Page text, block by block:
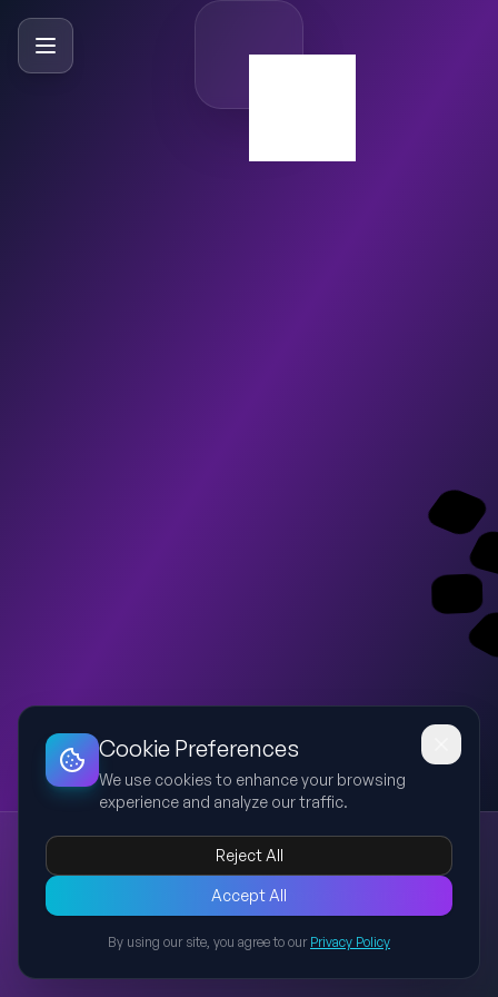
Edit
Ugunsdrošības un glābšanas darbu likums
ugunsdrošība ugunsdzēsība glābšana likums Latvija
Prezentācija par Ugunsdrošības, ugunsdzēsības un glābšanas
darbu likumu, vizuāli uzlabota, ar vienotu dizainu, bet bez
izmaiņām saturā vai tekstā.
Cookie Preferences
We use cookies to enhance your browsing
experience and analyze our traffic.
Reject All
Accept All
By using our site, you agree to our Privacy Policy